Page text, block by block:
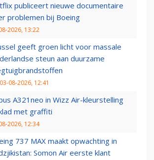
publiceert nieuwe documentaire
problemen bij Boeing
2026, 13:22
geeft groen licht voor massale
steun aan duurzame
03-08-2026, 12:41
A321neo in Wizz Air-kleurstelling
met graffiti
2026, 12:34
737 MAX maakt opwachting in
Somon Air eerste klant